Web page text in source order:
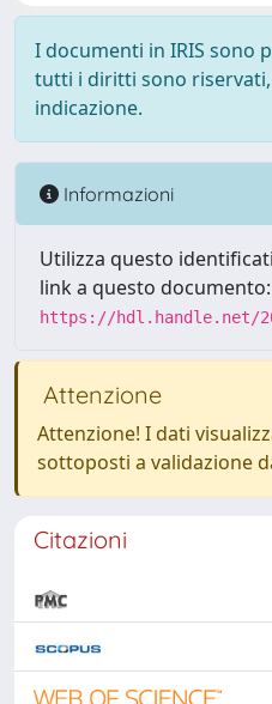
I documenti in IRIS sono
tutti i diritti sono riservati,
indicazione.
Informazioni
Utilizza questo
link a questo documento:
https://hdl.handle.net/
Attenzione
Attenzione! I dati
sottoposti a validazione
Citazioni